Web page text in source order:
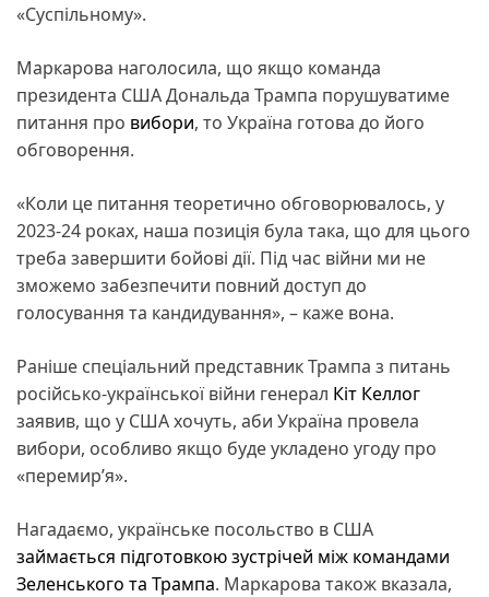
«Суспільному».
Маркарова наголосила, що якщо команда
президента США Дональда Трампа порушуватиме
питання про вибори, то Україна готова до його
обговорення.
«Коли це питання теоретично обговорювалось, у
2023-24 роках, наша позиція була така, що для цього
треба завершити бойові дії. Під час війни ми не
зможемо забезпечити повний доступ до
голосування та кандидування», – каже вона.
Раніше спеціальний представник Трампа з питань
російсько-української війни генерал Кіт Келлог
заявив, що у США хочуть, аби Україна провела
вибори, особливо якщо буде укладено угоду про
«перемирʼя».
Нагадаємо, українське посольство в США
займається підготовкою зустрічей між командами
Зеленського та Трампа. Маркарова також вказала,